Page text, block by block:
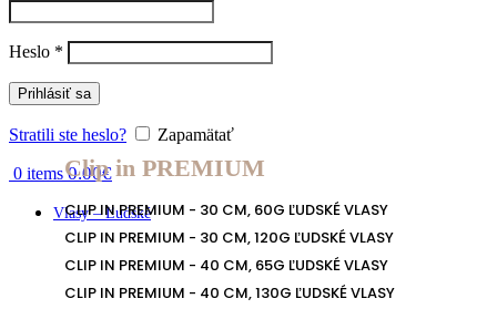
Heslo *
Prihlásiť sa
Stratili ste heslo? Zapamätať
0 items 0.00€
Vlasy – Ľudské
Clip in PREMIUM
CLIP IN PREMIUM - 30 CM, 60G ĽUDSKÉ VLASY
CLIP IN PREMIUM - 30 CM, 120G ĽUDSKÉ VLASY
CLIP IN PREMIUM - 40 CM, 65G ĽUDSKÉ VLASY
CLIP IN PREMIUM - 40 CM, 130G ĽUDSKÉ VLASY